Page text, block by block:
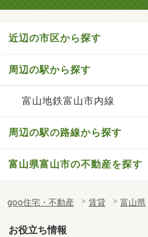
近辺の市区から探す
周辺の駅から探す
富山地鉄富山市内線
周辺の駅の路線から探す
富山県富山市の不動産を探す
goo住宅・不動産 賃貸 富山県
お役立ち情報